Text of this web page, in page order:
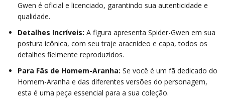
Gwen é oficial e licenciado, garantindo sua autenticidade e
qualidade.
Detalhes Incríveis: A figura apresenta Spider-Gwen em sua
postura icônica, com seu traje aracnídeo e capa, todos os
detalhes fielmente reproduzidos.
Para Fãs de Homem-Aranha: Se você é um fã dedicado do
Homem-Aranha e das diferentes versões do personagem,
esta é uma peça essencial para a sua coleção.